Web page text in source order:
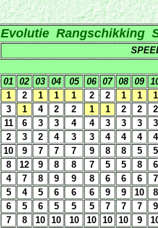
Evolutie Rangschikking
01 02 03 04 05 06 07 08 09
1 2 1 1 1 2 2 1 1
1
3 1 4 2 2 1 1 2 2
2
11 6 3 3 4 4 3 3 3
3
2 3 2 4 3 3 4 4 4
4
10 9 7 7 7 9 8 8 5
5
8 12 9 8 8 7 5 5 8
6
4 7 8 9 9 8 6 6 6
7
5 4 5 6 6 6 9 9 10
8
6 5 6 5 5 5 7 7 7
9
7 8 10 10 10 10 10 10 9